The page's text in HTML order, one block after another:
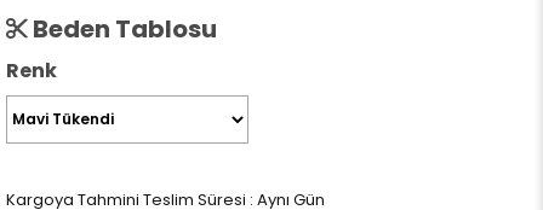
Beden Tablosu
Renk
Kargoya Tahmini Teslim Süresi : Aynı Gün